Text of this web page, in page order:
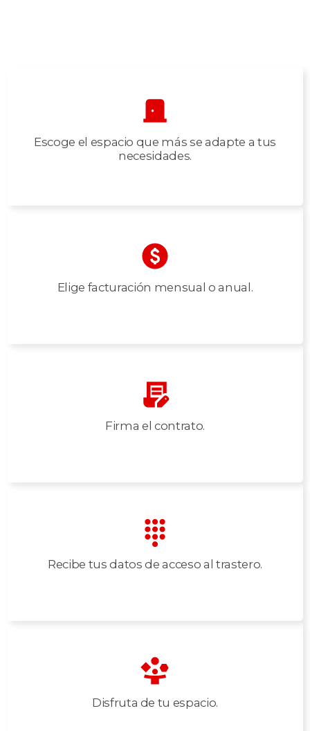
Escoge el espacio que más se adapte a tus
necesidades.
Elige facturación mensual o anual.
Firma el contrato.
Recibe tus datos de acceso al trastero.
Disfruta de tu espacio.